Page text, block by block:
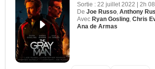
Sortie : 22 juillet 2022 | 2h
De Joe Russo Anthony
Avec Ryan Gosling Chris
Ana de Armas